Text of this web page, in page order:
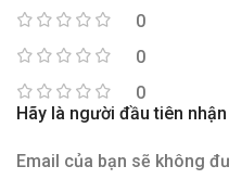
0
0
0
Hãy là người đầu tiên
Email của bạn sẽ không